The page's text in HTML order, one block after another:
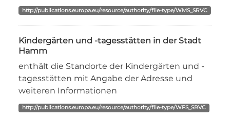
http://publications.europa.eu/resource/authority/file-type/WMS_SRVC
Kindergärten und -tagesstätten in der Stadt
Hamm
enthält die Standorte der Kindergärten und -
tagesstätten mit Angabe der Adresse und
weiteren Informationen
http://publications.europa.eu/resource/authority/file-type/WFS_SRVC